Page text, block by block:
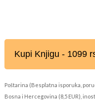
Kupi Knjigu - 1099
Poštarina (Besplatna isporuka,
Bosna i Hercegovina (8,5 EUR),